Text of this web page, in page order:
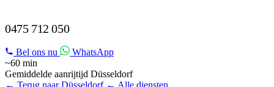
0475 712 050
Bel ons nu
WhatsApp
~60 min
Gemiddelde aanrijtijd Düsseldorf